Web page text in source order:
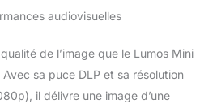
audiovisuelles
de l’image que le Lumos Mini
sa puce DLP et sa résolution
il délivre une image d’une